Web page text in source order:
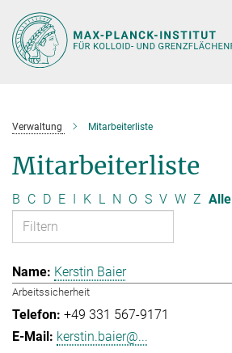
Hauptinhalt
Verwaltung Mitarbeiterliste
Mitarbeiterliste
B C D E I K L N O S V W Z Alle
Kerstin Baier
Arbeitssicherheit
+49 331 567-9171
kerstin.baier@...